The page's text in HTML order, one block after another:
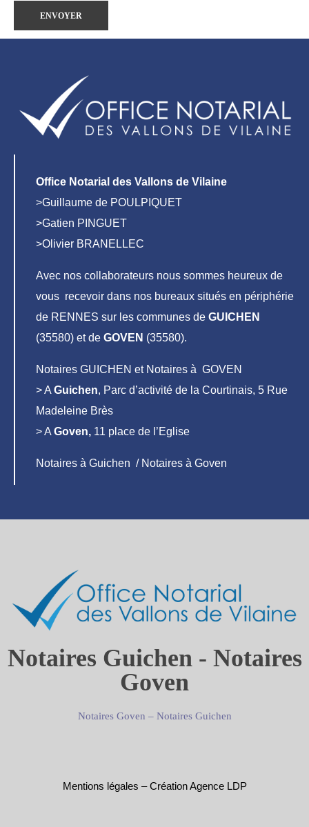
Office Notarial des Vallons de Vilaine
>Guillaume de POULPIQUET
>Gatien PINGUET
>Olivier BRANELLEC
Avec nos collaborateurs nous sommes heureux de
vous recevoir dans nos bureaux situés en périphérie
de RENNES sur les communes de GUICHEN
(35580) et de GOVEN (35580).
Notaires GUICHEN et Notaires à GOVEN
> A Guichen, Parc d’activité de la Courtinais, 5 Rue
Madeleine Brès
> A Goven, 11 place de l’Eglise
Notaires à Guichen / Notaires à Goven
Notaires Guichen - Notaires
Goven
Notaires Goven – Notaires Guichen
Mentions légales –Création Agence LDP